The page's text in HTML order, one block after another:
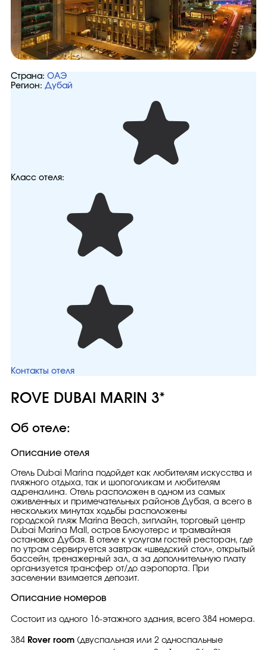
Страна: ОАЭ
Регион: Дубай
Класс отеля:
Контакты отеля
ROVE DUBAI MARIN 3*
Об отеле:
Описание отеля
Отель Dubai Marina подойдет как любителям искусства и
пляжного отдыха, так и шопоголикам и любителям
адреналина. Отель расположен в одном из самых
оживленных и примечательных районов Дубая, а всего в
нескольких минутах ходьбы расположены
городской пляж Marina Beach, зиплайн, торговый центр
Dubai Marina Mall, остров Блюуотерс и трамвайная
остановка Дубая. В отеле к услугам гостей ресторан, где
по утрам сервируется завтрак «шведский стол», открытый
бассейн, тренажерный зал, а за дополнительную плату
организуется трансфер от/до аэропорта. При
заселении взимается депозит.
Описание номеров
Состоит из одного 16-этажного здания, всего 384 номера.
384 Rover room (двуспальная или 2 односпальные